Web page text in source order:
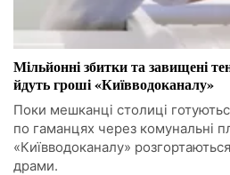
Мільйонні збитки та завищені
йдуть гроші «Київводоканалу»
Поки мешканці столиці
по гаманцях через комунальні
«Київводоканалу»
драми.